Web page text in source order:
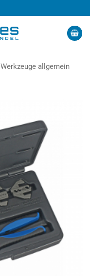
Werkzeuge allgemein